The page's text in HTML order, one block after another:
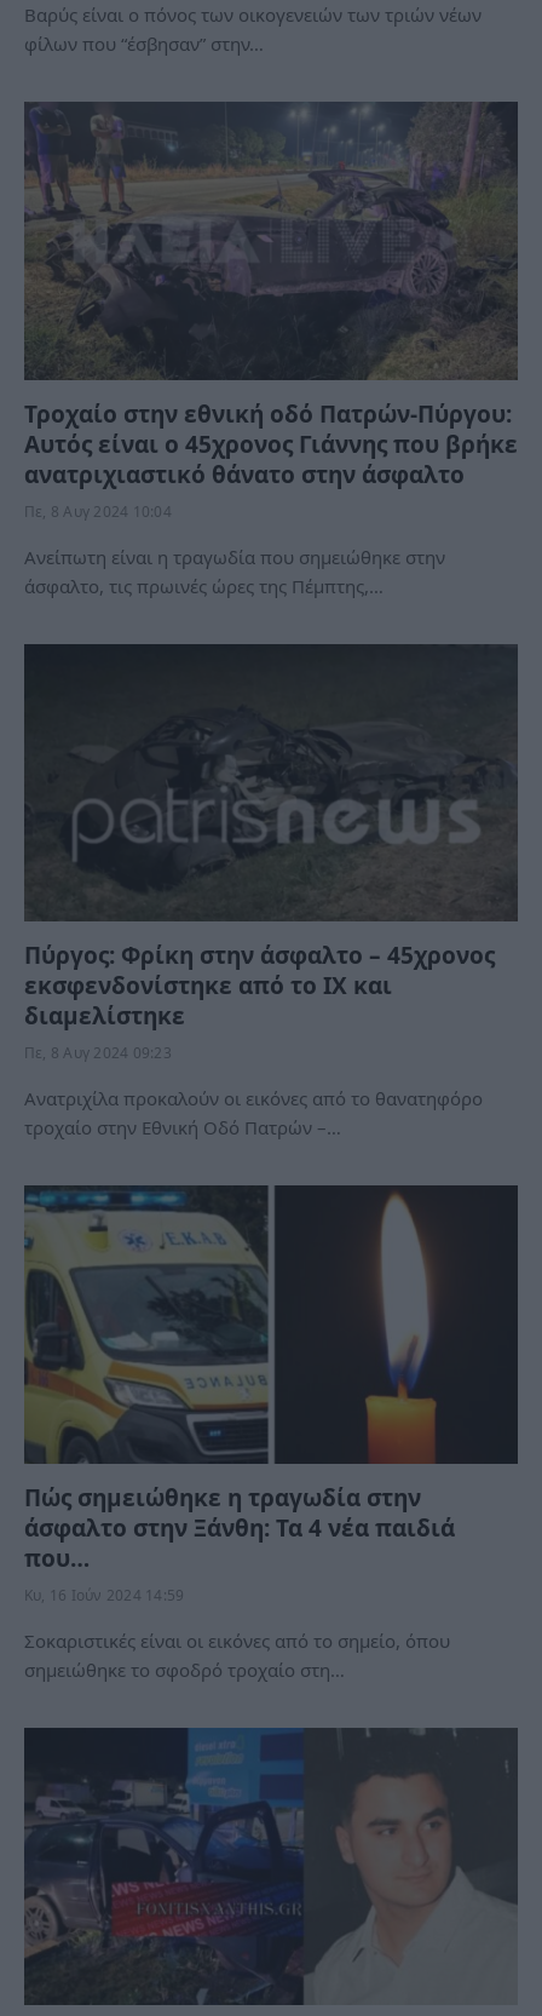
Βαρύς είναι ο πόνος των οικογενειών των τριών νέων
φίλων που “έσβησαν” στην…
Τροχαίο στην εθνική οδό Πατρών-Πύργου:
Αυτός είναι ο 45χρονος Γιάννης που βρήκε
ανατριχιαστικό θάνατο στην άσφαλτο
Πε, 8 Αυγ 2024 10:04
Ανείπωτη είναι η τραγωδία που σημειώθηκε στην
άσφαλτο, τις πρωινές ώρες της Πέμπτης,…
Πύργος: Φρίκη στην άσφαλτο – 45χρονος
εκσφενδονίστηκε από το ΙΧ και
διαμελίστηκε
Πε, 8 Αυγ 2024 09:23
Ανατριχίλα προκαλούν οι εικόνες από το θανατηφόρο
τροχαίο στην Εθνική Οδό Πατρών –…
Πώς σημειώθηκε η τραγωδία στην
άσφαλτο στην Ξάνθη: Τα 4 νέα παιδιά
που…
Κυ, 16 Ιούν 2024 14:59
Σοκαριστικές είναι οι εικόνες από το σημείο, όπου
σημειώθηκε το σφοδρό τροχαίο στη…